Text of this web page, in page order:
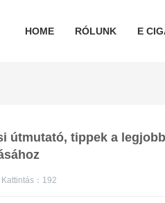
HOME RÓLUNK E
tippek a
Kattintás： 192